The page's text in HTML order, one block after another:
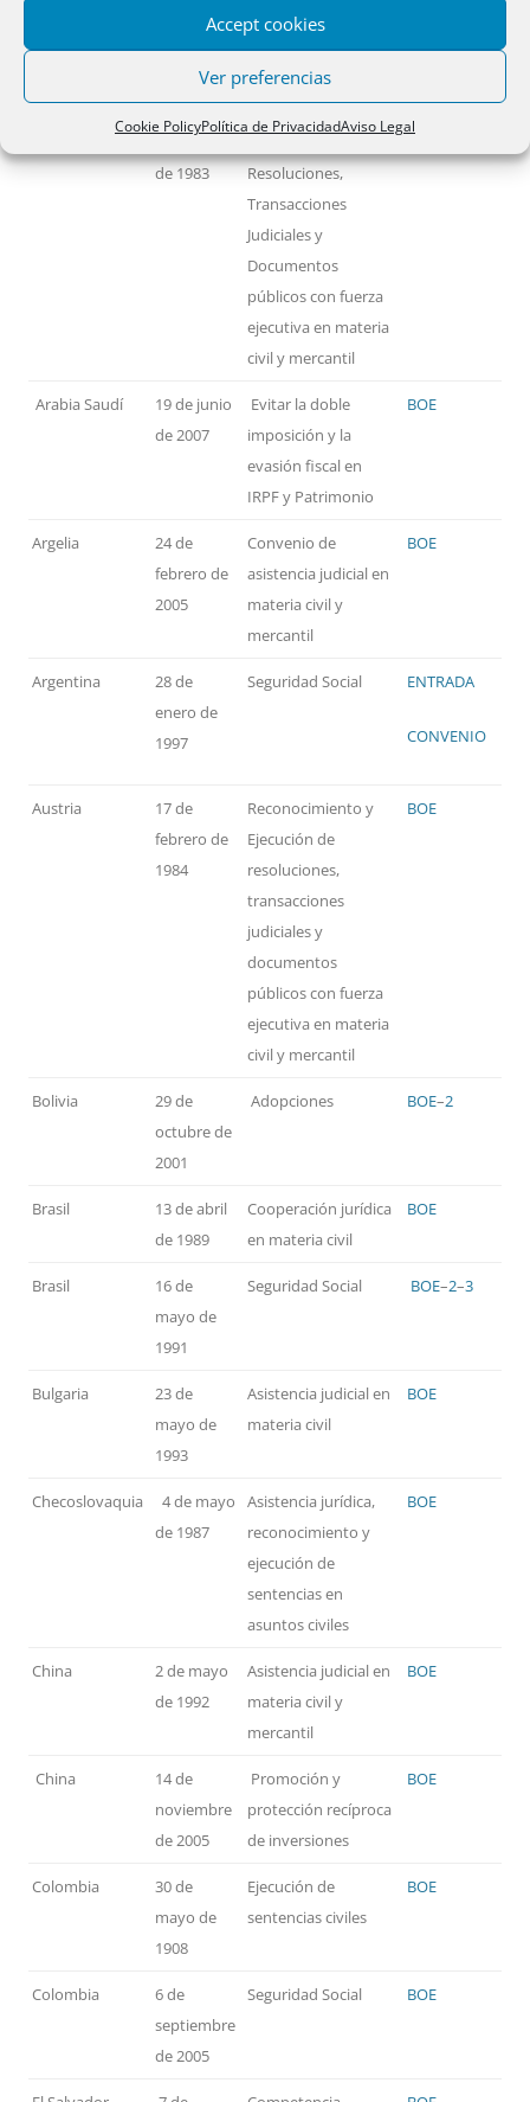
Accept cookies
Ver preferencias
Cookie PolicyPolítica de PrivacidadAviso Legal
de 1983
Resoluciones,
Transacciones
Judiciales y
Documentos
públicos con fuerza
ejecutiva en materia
civil y mercantil
Arabia Saudí
19 de junio
de 2007
Evitar la doble
imposición y la
evasión fiscal en
IRPF y Patrimonio
BOE
Argelia
24 de
febrero de
2005
Convenio de
asistencia judicial en
materia civil y
mercantil
BOE
Argentina
28 de
enero de
1997
Seguridad Social ENTRADA
CONVENIO
Austria
17 de
febrero de
1984
Reconocimiento y
Ejecución de
resoluciones,
transacciones
judiciales y
documentos
públicos con fuerza
ejecutiva en materia
civil y mercantil
BOE
Bolivia
29 de
octubre de
2001
Adopciones BOE–2
Brasil
13 de abril
de 1989
Cooperación jurídica
en materia civil
BOE
Brasil
16 de
mayo de
1991
Seguridad Social BOE–2–3
Bulgaria
23 de
mayo de
1993
Asistencia judicial en
materia civil
BOE
Checoslovaquia
4 de mayo
de 1987
Asistencia jurídica,
reconocimiento y
ejecución de
sentencias en
asuntos civiles
BOE
China
2 de mayo
de 1992
Asistencia judicial en
materia civil y
mercantil
BOE
China
14 de
noviembre
de 2005
Promoción y
protección recíproca
de inversiones
BOE
Colombia
30 de
mayo de
1908
Ejecución de
sentencias civiles
BOE
Colombia
6 de
septiembre
de 2005
Seguridad Social BOE